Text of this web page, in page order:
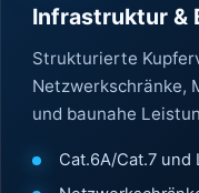
Infrastruktur &
Strukturierte
Netzwerkschränke,
und baunahe
Cat.6A/Cat.7 und